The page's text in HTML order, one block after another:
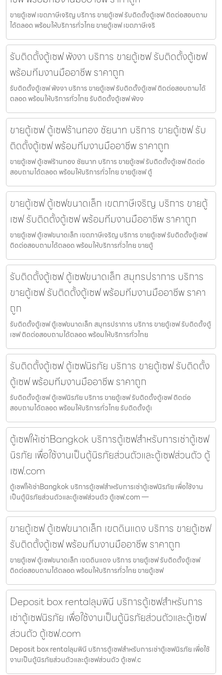
ขายตู้เซฟ เขตภาษีเจริญ บริการ ขายตู้เซฟ รับติดตั้งตู้เซฟ ติดต่อสอบถาม
ได้ตลอด พร้อมให้บริการทั่วไทย ขายตู้เซฟ เขตภาษีเจริ
รับติดตั้งตู้เซฟ พังงา บริการ ขายตู้เซฟ รับติดตั้งตู้เซฟ
พร้อมทีมงานมืออาชีพ ราคาถูก
รับติดตั้งตู้เซฟ พังงา บริการ ขายตู้เซฟ รับติดตั้งตู้เซฟ ติดต่อสอบถามได้
ตลอด พร้อมให้บริการทั่วไทย รับติดตั้งตู้เซฟ พังง
ขายตู้เซฟ ตู้เซฟร้านทอง ชัยนาท บริการ ขายตู้เซฟ รับ
ติดตั้งตู้เซฟ พร้อมทีมงานมืออาชีพ ราคาถูก
ขายตู้เซฟ ตู้เซฟร้านทอง ชัยนาท บริการ ขายตู้เซฟ รับติดตั้งตู้เซฟ ติดต่อ
สอบถามได้ตลอด พร้อมให้บริการทั่วไทย ขายตู้เซฟ ตู้
ขายตู้เซฟ ตู้เซฟขนาดเล็ก เขตภาษีเจริญ บริการ ขายตู้
เซฟ รับติดตั้งตู้เซฟ พร้อมทีมงานมืออาชีพ ราคาถูก
ขายตู้เซฟ ตู้เซฟขนาดเล็ก เขตภาษีเจริญ บริการ ขายตู้เซฟ รับติดตั้งตู้เซฟ
ติดต่อสอบถามได้ตลอด พร้อมให้บริการทั่วไทย ขายตู้
รับติดตั้งตู้เซฟ ตู้เซฟขนาดเล็ก สมุทรปราการ บริการ
ขายตู้เซฟ รับติดตั้งตู้เซฟ พร้อมทีมงานมืออาชีพ ราคา
ถูก
รับติดตั้งตู้เซฟ ตู้เซฟขนาดเล็ก สมุทรปราการ บริการ ขายตู้เซฟ รับติดตั้งตู้
เซฟ ติดต่อสอบถามได้ตลอด พร้อมให้บริการทั่วไทย
รับติดตั้งตู้เซฟ ตู้เซฟนิรภัย บริการ ขายตู้เซฟ รับติดตั้ง
ตู้เซฟ พร้อมทีมงานมืออาชีพ ราคาถูก
รับติดตั้งตู้เซฟ ตู้เซฟนิรภัย บริการ ขายตู้เซฟ รับติดตั้งตู้เซฟ ติดต่อ
สอบถามได้ตลอด พร้อมให้บริการทั่วไทย รับติดตั้งตู้เ
ตู้เซฟให้เช่าBangkok บริการตู้เซฟสำหรับการเช่าตู้เซฟ
นิรภัย เพื่อใช้งานเป็นตู้นิรภัยส่วนตัวและตู้เซฟส่วนตัว ตู้
เซฟ.com
ตู้เซฟให้เช่าBangkok บริการตู้เซฟสำหรับการเช่าตู้เซฟนิรภัย เพื่อใช้งาน
เป็นตู้นิรภัยส่วนตัวและตู้เซฟส่วนตัว ตู้เซฟ.com —
ขายตู้เซฟ ตู้เซฟขนาดเล็ก เขตดินแดง บริการ ขายตู้เซฟ
รับติดตั้งตู้เซฟ พร้อมทีมงานมืออาชีพ ราคาถูก
ขายตู้เซฟ ตู้เซฟขนาดเล็ก เขตดินแดง บริการ ขายตู้เซฟ รับติดตั้งตู้เซฟ
ติดต่อสอบถามได้ตลอด พร้อมให้บริการทั่วไทย ขายตู้เซฟ
Deposit box rentalลุมพินี บริการตู้เซฟสำหรับการ
เช่าตู้เซฟนิรภัย เพื่อใช้งานเป็นตู้นิรภัยส่วนตัวและตู้เซฟ
ส่วนตัว ตู้เซฟ.com
Deposit box rentalลุมพินี บริการตู้เซฟสำหรับการเช่าตู้เซฟนิรภัย เพื่อใช้
งานเป็นตู้นิรภัยส่วนตัวและตู้เซฟส่วนตัว ตู้เซฟ.c